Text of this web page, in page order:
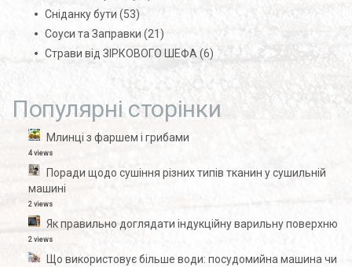
Сніданку бути (53)
Соуси та Заправки (21)
Страви від ЗІРКОВОГО ШЕФА (6)
Популярні сторінки
Млинці з фаршем і грибами
4 views
Поради щодо сушіння різних типів тканин у сушильній
машині
2 views
Як правильно доглядати індукційну варильну поверхню
2 views
Що використовує більше води: посудомийна машина чи